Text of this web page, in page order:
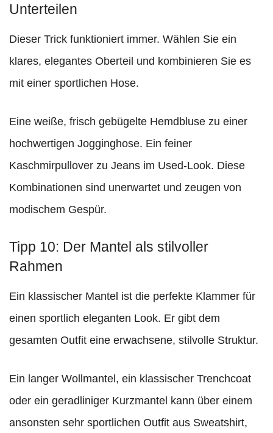
Unterteilen
Dieser Trick funktioniert immer. Wählen Sie ein
klares, elegantes Oberteil und kombinieren Sie es
mit einer sportlichen Hose.
Eine weiße, frisch gebügelte Hemdbluse zu einer
hochwertigen Jogginghose. Ein feiner
Kaschmirpullover zu Jeans im Used-Look. Diese
Kombinationen sind unerwartet und zeugen von
modischem Gespür.
Tipp 10: Der Mantel als stilvoller
Rahmen
Ein klassischer Mantel ist die perfekte Klammer für
einen sportlich eleganten Look. Er gibt dem
gesamten Outfit eine erwachsene, stilvolle Struktur.
Ein langer Wollmantel, ein klassischer Trenchcoat
oder ein geradliniger Kurzmantel kann über einem
ansonsten sehr sportlichen Outfit aus Sweatshirt,